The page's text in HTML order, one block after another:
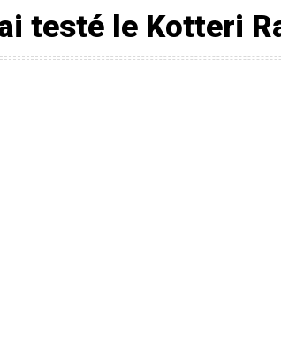
testé le Kotteri